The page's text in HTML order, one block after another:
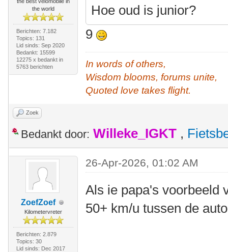
the world
Berichten: 7.182
Topics: 131
Lid sinds: Sep 2020
Bedankt: 15599
12275 x bedankt in
5763 berichten
Hoe oud is junior?
9
In words of others,
Wisdom blooms, forums unite,
Quoted love takes flight.
Zoek
Bedankt door: Willeke_IGKT ,
ZoefZoef
Kilometervreter
Berichten: 2.879
Topics: 30
Lid sinds: Dec 2017
26-Apr-2026, 01:02 AM
Als ie papa's voorbeeld
50+ km/u tussen de